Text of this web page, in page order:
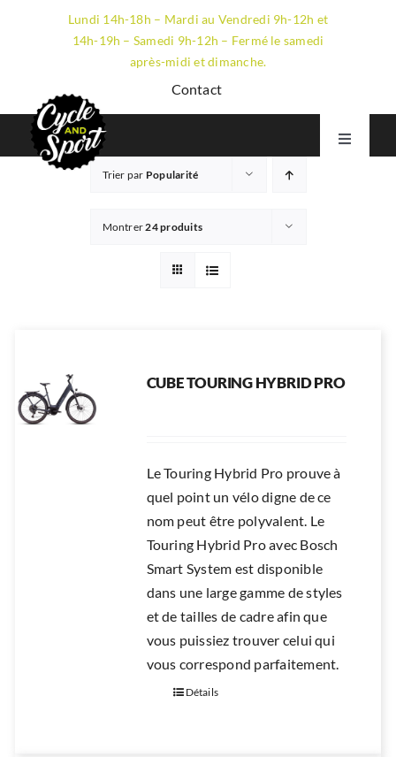
Lundi 14h-18h – Mardi au Vendredi 9h-12h et
14h-19h – Samedi 9h-12h – Fermé le samedi
après-midi et dimanche.
Contact
Toggle
RÉPARATION
Trier par Popularité
Montrer24 produits
CUBE TOURING HYBRID PRO
Le Touring Hybrid Pro prouve à
quel point un vélo digne de ce
nom peut être polyvalent. Le
Touring Hybrid Pro avec Bosch
Smart System est disponible
dans une large gamme de styles
et de tailles de cadre afin que
vous puissiez trouver celui qui
vous correspond parfaitement.
Détails